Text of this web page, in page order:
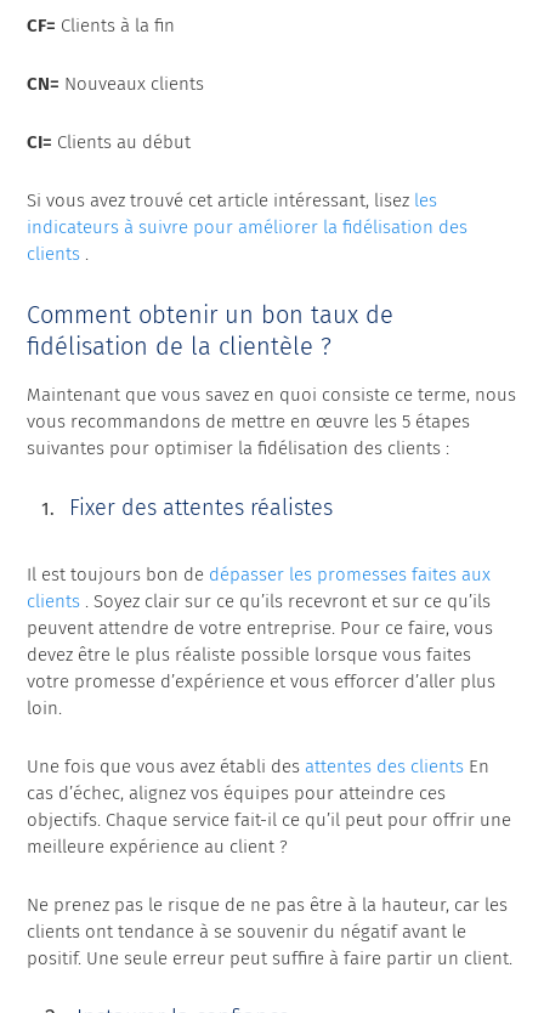
CF= Clients à la fin
CN= Nouveaux clients
CI= Clients au début
Si vous avez trouvé cet article intéressant, lisez les
indicateurs à suivre pour améliorer la fidélisation des
clients .
Comment obtenir un bon taux de
fidélisation de la clientèle ?
Maintenant que vous savez en quoi consiste ce terme, nous
vous recommandons de mettre en œuvre les 5 étapes
suivantes pour optimiser la fidélisation des clients :
Fixer des attentes réalistes
Il est toujours bon de dépasser les promesses faites aux
clients . Soyez clair sur ce qu’ils recevront et sur ce qu’ils
peuvent attendre de votre entreprise. Pour ce faire, vous
devez être le plus réaliste possible lorsque vous faites
votre promesse d’expérience et vous efforcer d’aller plus
loin.
Une fois que vous avez établi desattentes des clients En
cas d’échec, alignez vos équipes pour atteindre ces
objectifs. Chaque service fait-il ce qu’il peut pour offrir une
meilleure expérience au client ?
Ne prenez pas le risque de ne pas être à la hauteur, car les
clients ont tendance à se souvenir du négatif avant le
positif. Une seule erreur peut suffire à faire partir un client.